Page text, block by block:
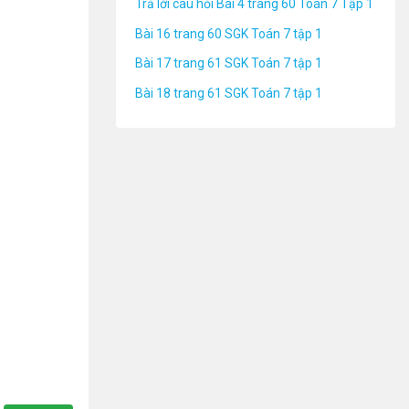
Trả lời câu hỏi Bài 4 trang 60 Toán 7 Tập 1
Bài 16 trang 60 SGK Toán 7 tập 1
Bài 17 trang 61 SGK Toán 7 tập 1
Bài 18 trang 61 SGK Toán 7 tập 1